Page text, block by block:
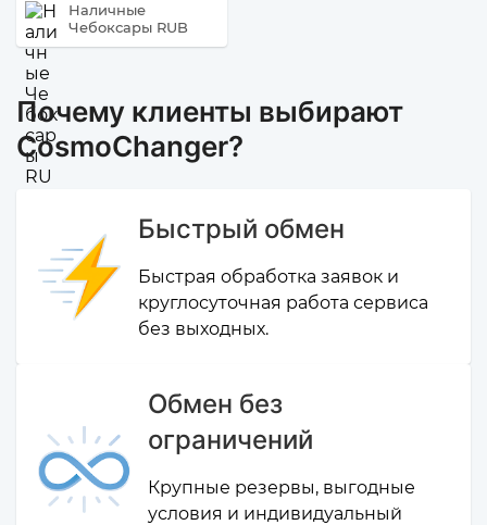
Наличные
Чебоксары RUB
Почему клиенты выбирают
CosmoChanger?
Быстрый обмен
Быстрая обработка заявок и
круглосуточная работа сервиса
без выходных.
Обмен без
ограничений
Крупные резервы, выгодные
условия и индивидуальный